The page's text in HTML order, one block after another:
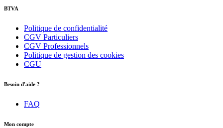
BTVA
Politique de confidentialité
CGV Particuliers
CGV Professionnels
Politique de gestion des cookies
CGU
Besoin d'aide ?
FAQ
Mon compte